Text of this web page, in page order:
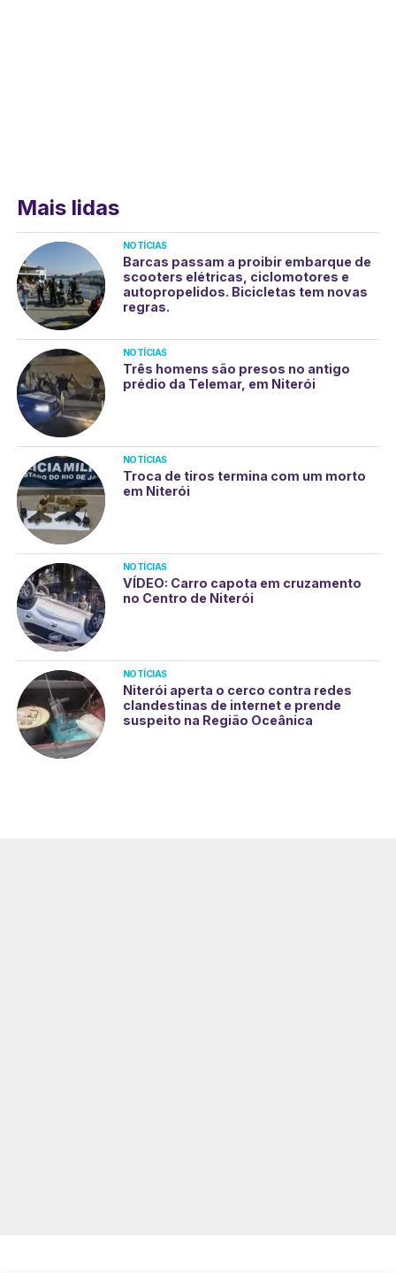
Mais lidas
NOTÍCIAS
Barcas passam a proibir embarque de
scooters elétricas, ciclomotores e
autopropelidos. Bicicletas tem novas
regras.
NOTÍCIAS
Três homens são presos no antigo
prédio da Telemar, em Niterói
NOTÍCIAS
Troca de tiros termina com um morto
em Niterói
NOTÍCIAS
VÍDEO: Carro capota em cruzamento
no Centro de Niterói
NOTÍCIAS
Niterói aperta o cerco contra redes
clandestinas de internet e prende
suspeito na Região Oceânica